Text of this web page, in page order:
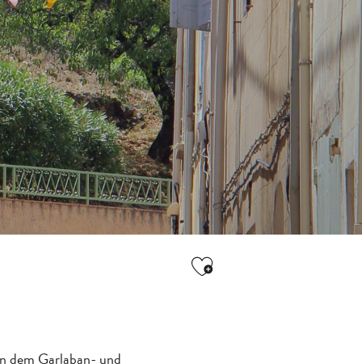
dem Garlaban- und
Ajouter aux